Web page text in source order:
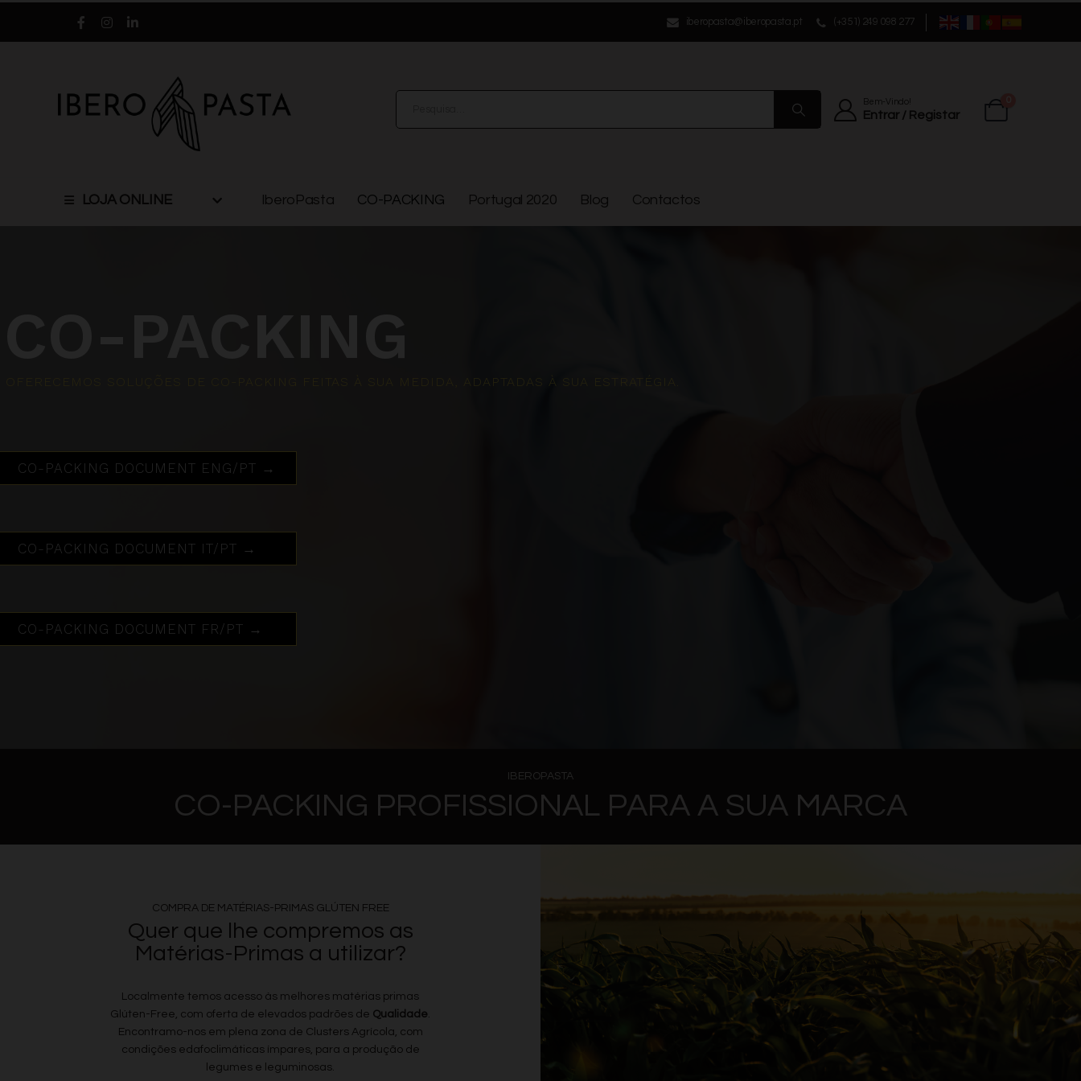
iberopasta@iberopasta.pt (+351) 249 098 277
Bem-Vindo!
Entrar / Registar
LOJA ONLINE IberoPasta CO-PACKING Portugal 2020 Blog Contactos
CO-PACKING DOCUMENT ENG/PT →
CO-PACKING DOCUMENT IT/PT →
CO-PACKING DOCUMENT FR/PT →
OFERECEMOS SOLUÇÕES DE CO-PACKING FEITAS À SUA MEDIDA, ADAPTADAS À SUA ESTRATÉGIA.
IBEROPASTA
CO-PACKING PROFISSIONAL PARA A SUA MARCA
COMPRA DE MATÉRIAS-PRIMAS GLÚTEN FREE
Quer que lhe compremos as
Matérias-Primas a utilizar?
Localmente temos acesso às melhores matérias primas
Glúten-Free, com oferta de elevados padrões de Qualidade
Encontramo-nos em plena zona de Clusters Agrícola, com
condições edafoclimáticas ímpares, para a produção de
legumes e leguminosas.